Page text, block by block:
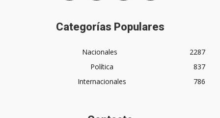
Categorías Populares
Nacionales
2287
Política
837
Internacionales
786